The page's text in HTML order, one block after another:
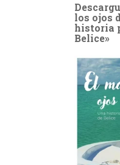
los ojos
historia
Belice»